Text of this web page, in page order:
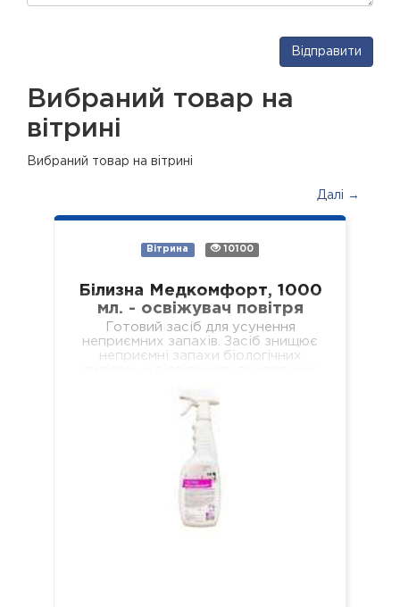
Відправити
Вибраний товар на
вітрині
Вибраний товар на вітрині
Далі →
Вітрина 10100
Білизна Медкомфорт, 1000
мл. - освіжувач повітря
Готовий засіб для усунення
неприємних запахів. Засіб знищює
неприємні запахи біологічних
навчальних та дошкільних закладах,
у місцях громадського харчування…